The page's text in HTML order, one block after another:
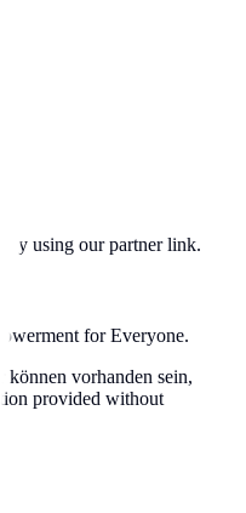
by using our partner link.
for Everyone.
vorhanden sein,
provided without